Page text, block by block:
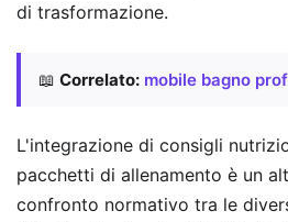
di trasformazione.
📖 Correlato: mobile bagno
L'integrazione di consigli
pacchetti di allenamento è un
confronto normativo tra le